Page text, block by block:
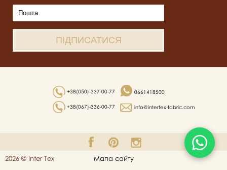
+38(050)-337-00-77
+38(067)-336-00-77
0661418500
info@intertex-fabric.com
2026 © Inter Tex Мапа сайту